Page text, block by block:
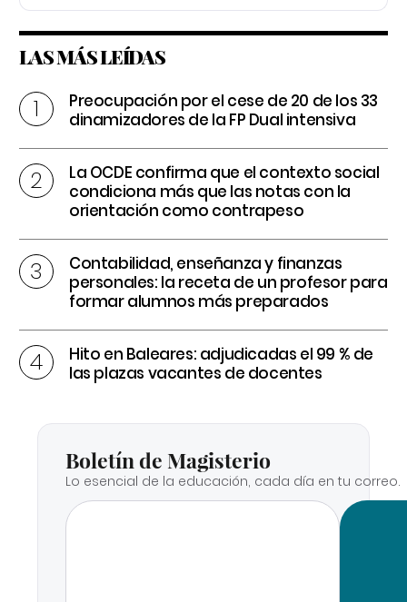
LAS MÁS LEÍDAS
Preocupación por el cese de 20 de los 33
dinamizadores de la FP Dual intensiva
La OCDE confirma que el contexto social
condiciona más que las notas con la
orientación como contrapeso
Contabilidad, enseñanza y finanzas
personales: la receta de un profesor para
formar alumnos más preparados
Hito en Baleares: adjudicadas el 99 % de
las plazas vacantes de docentes
Boletín de Magisterio
Lo esencial de la educación, cada día en tu correo.